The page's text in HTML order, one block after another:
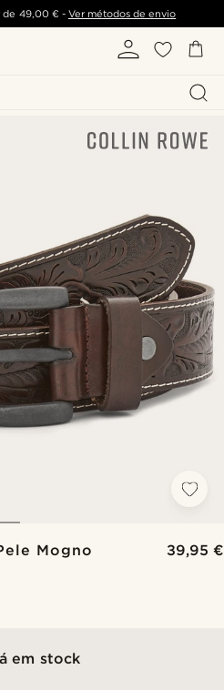
de 49,00 €- Ver métodos de envio
Mogno 39,95 €
em stock